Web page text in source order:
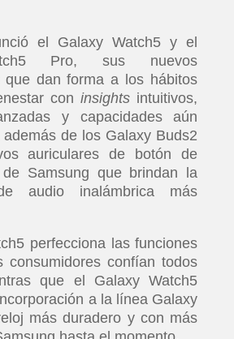
el Galaxy Watch5 y el
Pro, sus nuevos
que dan forma a los hábitos
coninsights intuitivos,
y capacidades aún
de los Galaxy Buds2
auriculares de botón de
Samsung que brindan la
audio inalámbrica más
perfecciona las funciones
consumidores confían todos
que el Galaxy Watch5
a la línea Galaxy
más duradero y con más